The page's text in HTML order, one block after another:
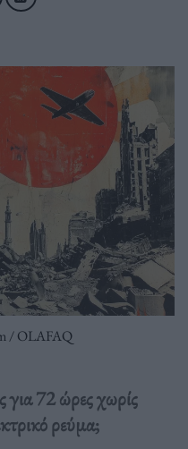
/ OLAFAQ
για 72 ώρες χωρίς
ρεύμα;